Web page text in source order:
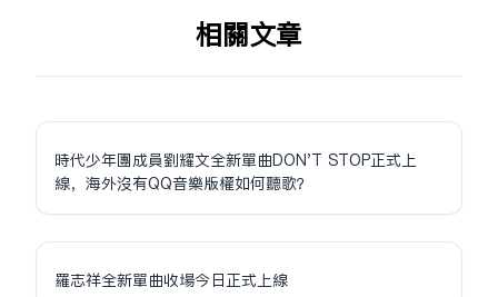
相关文章
時代少年團成員劉耀文全新單曲DON'T STOP正式上
線，海外沒有QQ音樂版權如何聽歌？
羅志祥全新單曲收場今日正式上線